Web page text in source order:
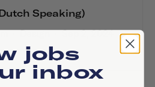
Speaking)
·Design·Sep 2, 2024·
jobs
inbox